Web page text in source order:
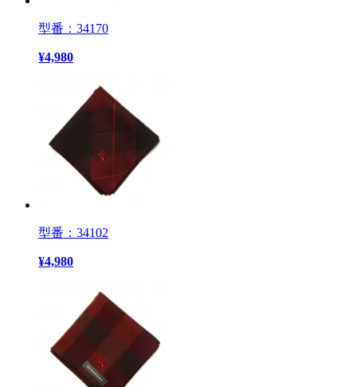
型番：34170
¥4,980
型番：34102
¥4,980